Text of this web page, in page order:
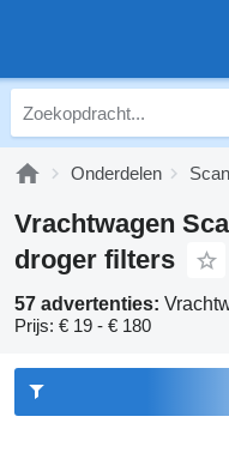
Onderdelen
Vrachtwagen
droger filters
57 advertenties:
Prijs: € 19 - € 180